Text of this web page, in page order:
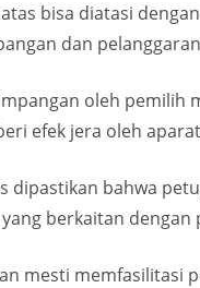
bisa diatasi
dan
oleh pemilih
efek jera oleh
dipastikan bahwa
berkaitan
mesti memfasilitasi